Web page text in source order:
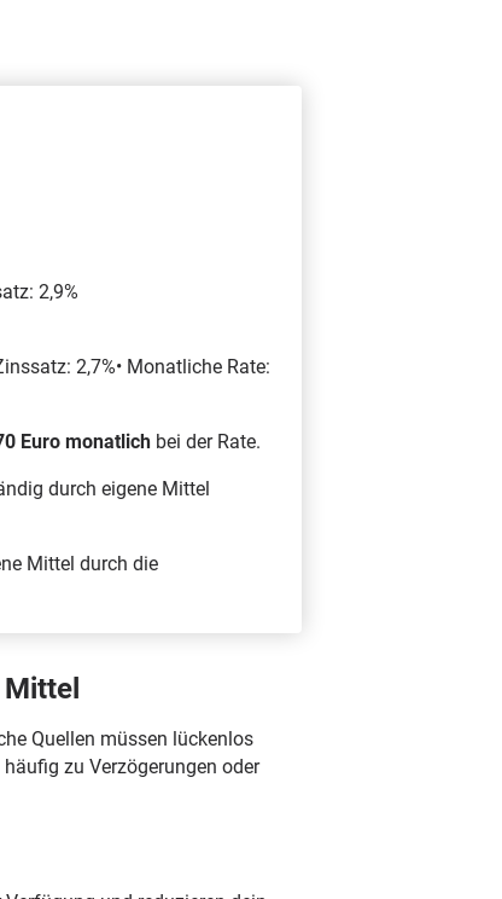
2,9%
2,7%• Monatliche Rate:
Euro monatlich bei der Rate.
durch eigene Mittel
Mittel durch die
Quellen müssen lückenlos
zu Verzögerungen oder